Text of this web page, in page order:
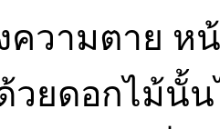
วามตาย ห
วยดอกไม้นั้